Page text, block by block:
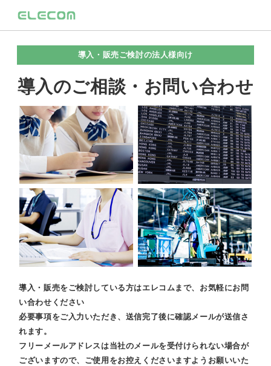
導入・販売ご検討の法人様向け
導入のご相談・お問い合わせ
導入・販売をご検討している方はエレコムまで、お気軽にお問
い合わせください
必要事項をご入力いただき、送信完了後に確認メールが送信さ
れます。
フリーメールアドレスは当社のメールを受付けられない場合が
ございますので、ご使用をお控えくださいますようお願いいた